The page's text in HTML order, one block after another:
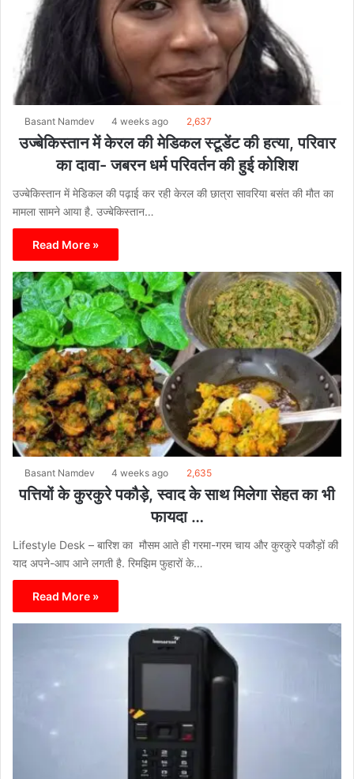
Basant Namdev 4 weeks ago 2,637
उज्बेकिस्तान में केरल की मेडिकल स्टूडेंट की हत्या, परिवार
का दावा- जबरन धर्म परिवर्तन की हुई कोशिश
उज्बेकिस्तान में मेडिकल की पढ़ाई कर रही केरल की छात्रा सावरिया बसंत की मौत का
मामला सामने आया है. उज्बेकिस्तान…
Read More »
Basant Namdev 4 weeks ago 2,635
पत्तियों के कुरकुरे पकौड़े, स्वाद के साथ मिलेगा सेहत का भी
फायदा …
Lifestyle Desk – बारिश का मौसम आते ही गरमा-गरम चाय और कुरकुरे पकौड़ों की
याद अपने-आप आने लगती है. रिमझिम फुहारों के…
Read More »